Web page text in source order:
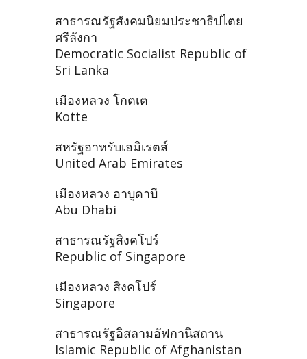
สาธารณรัฐสังคมนิยมประชาธิปไตย
ศรีลังกา
Democratic Socialist Republic of
Sri Lanka
เมืองหลวง โกตเต
Kotte
สหรัฐอาหรับเอมิเรตส์
United Arab Emirates
เมืองหลวง อาบูดาบี
Abu Dhabi
สาธารณรัฐสิงคโปร์
Republic of Singapore
เมืองหลวง สิงคโปร์
Singapore
สาธารณรัฐอิสลามอัฟกานิสถาน
Islamic Republic of Afghanistan